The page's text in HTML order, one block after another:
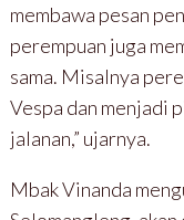
membawa pesan
perempuan juga
sama. Misalnya
Vespa dan menjadi
jalanan,” ujarnya.
Mbak Vinanda